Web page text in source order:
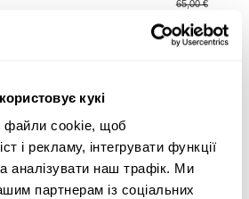
кукі
файли cookie, щоб
і рекламу, інтегрувати функції
аналізувати наш трафік. Ми
партнерам із соціальних
65,00 €